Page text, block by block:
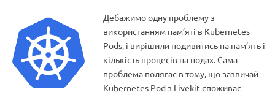
Дебажимо одну проблему з
використанням пам’яті в Kubernetes
Pods, і вирішили подивитись на пам’ять і
кількість процесів на нодах. Сама
проблема полягає в тому, що зазвичай
Kubernetes Pod з Livekit споживає